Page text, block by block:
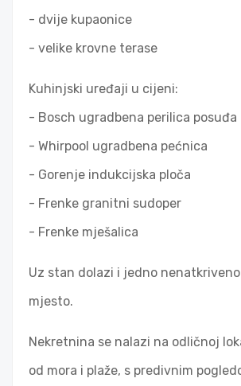
- dvije kupaonice
- velike krovne terase
Kuhinjski uređaji u cijeni:
- Bosch ugradbena perilica posuđa
- Whirpool ugradbena pećnica
- Gorenje indukcijska ploča
- Frenke granitni sudoper
- Frenke mješalica
Uz stan dolazi i jedno
mjesto.
Nekretnina se nalazi na odličnoj
od mora i plaže, s predivnim